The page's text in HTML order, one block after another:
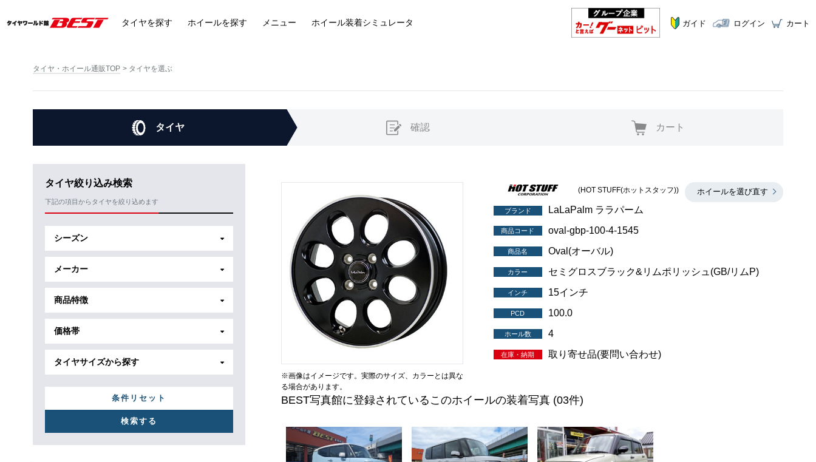
タイヤを探す ホイールを探す メニュー ホイール装着シミュレータ ガイド ログイン カート
タイヤ・ホイール通販TOP タイヤを選ぶ
タイヤ 確認 カート
タイヤ絞り込み検索
下記の項目からタイヤを絞り込めます
シーズン
メーカー
商品特徴
価格帯
タイヤサイズから探す
条件リセット
※画像はイメージです。実際のサイズ、カラーとは異な
る場合があります。
ホイールを選び直す
(HOT STUFF(ホットスタッフ))
ブランド LaLaPalm ララパーム
商品コード oval-gbp-100-4-1545
商品名 Oval(オーバル)
カラー セミグロスブラック&リムポリッシュ(GB/リムP)
インチ 15インチ
PCD 100.0
ホール数 4
在庫・納期 取り寄せ品(要問い合わせ)
BEST写真館に登録されているこのホイールの装着写真(03件)